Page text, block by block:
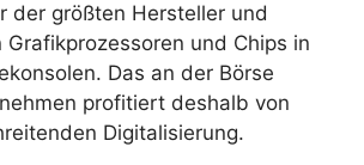
der größten Hersteller und
Grafikprozessoren und Chips in
Das an der Börse
profitiert deshalb von
Digitalisierung.